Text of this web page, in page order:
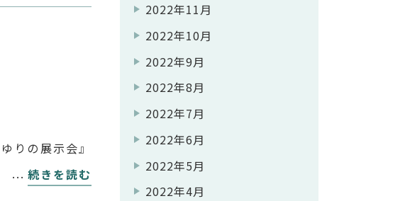
開催 […]
りの展示会』
お立ち寄りく
続きを読む
2022年11月
2022年10月
2022年9月
2022年8月
2022年7月
2022年6月
2022年5月
2022年4月